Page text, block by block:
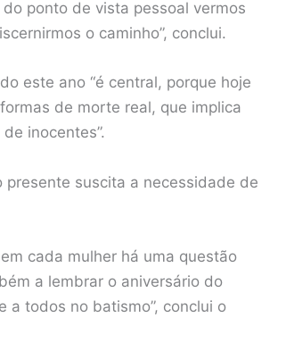
ponto de vista pessoal vermos
o caminho”, conclui.
este ano “é central, porque hoje
de morte real, que implica
inocentes”.
presente suscita a necessidade de
cada mulher há uma questão
a lembrar o aniversário do
a todos no batismo”, conclui o